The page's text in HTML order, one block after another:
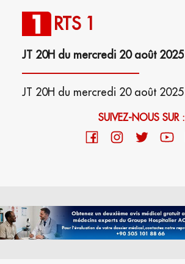
RTS 1
JT 20H du mercredi 20 août 2025
JT 20H du mercredi 20 août 2025
SUIVEZ-NOUS SUR :